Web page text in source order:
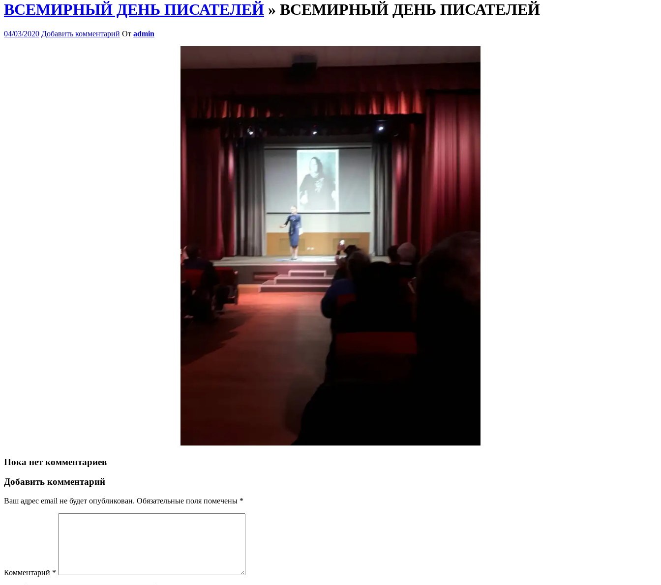
ВСЕМИРНЫЙ ДЕНЬ ПИСАТЕЛЕЙ » ВСЕМИРНЫЙ ДЕНЬ ПИСАТЕЛЕЙ
04/03/2020 Добавить комментарий От admin
Пока нет комментариев
Добавить комментарий
Ваш адрес email не будет опубликован. Обязательные поля помечены *
Комментарий *